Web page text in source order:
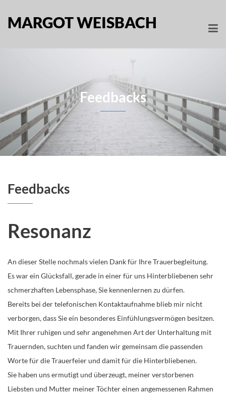
MARGOT WEISBACH
Feedbacks
Feedbacks
Resonanz
An dieser Stelle nochmals vielen Dank für Ihre Trauerbegleitung.
Es war ein Glücksfall, gerade in einer für uns Hinterbliebenen sehr
schmerzhaften Lebensphase, Sie kennenlernen zu dürfen.
Bereits bei der telefonischen Kontaktaufnahme blieb mir nicht
verborgen, dass Sie ein besonderes Einfühlungsvermögen besitzen.
Mit Ihrer ruhigen und sehr angenehmen Art der Unterhaltung mit
Trauernden, suchten und fanden wir gemeinsam die passenden
Worte für die Trauerfeier und damit für die Hinterbliebenen.
Sie haben uns ermutigt und überzeugt, meiner verstorbenen
Liebsten und Mutter meiner Töchter einen angemessenen Rahmen